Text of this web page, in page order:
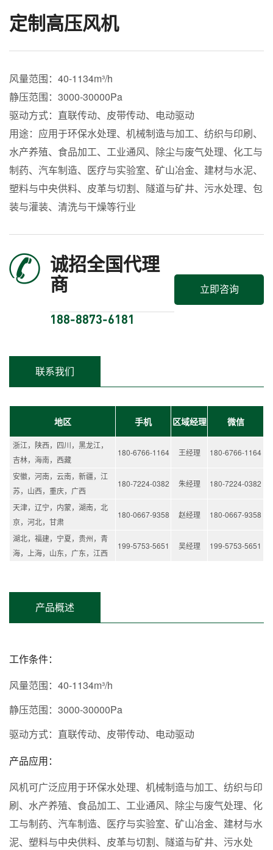
定制高压风机
风量范围：40-1134m³/h
静压范围：3000-30000Pa
驱动方式：直联传动、皮带传动、电动驱动
用途：应用于环保水处理、机械制造与加工、纺织与印刷、
水产养殖、食品加工、工业通风、除尘与废气处理、化工与
制药、汽车制造、医疗与实验室、矿山冶金、建材与水泥、
塑料与中央供料、皮革与切割、隧道与矿井、污水处理、包
装与灌装、清洗与干燥等行业
诚招全国代理
商
188-8873-6181
立即咨询
联系我们
地区 手机 区域经理 微信
浙江，陕西，四川，黑龙江，
吉林，海南，西藏
180-6766-1164 王经理 180-6766-1164
安徽，河南，云南，新疆，江
苏，山西，重庆，广西
180-7224-0382 朱经理 180-7224-0382
天津，辽宁，内蒙，湖南，北
京，河北，甘肃
180-0667-9358 赵经理 180-0667-9358
湖北，福建，宁夏，贵州，青
海，上海，山东，广东，江西
199-5753-5651 吴经理 199-5753-5651
产品概述
工作条件：
风量范围：40-1134m³/h
静压范围：3000-30000Pa
驱动方式：直联传动、皮带传动、电动驱动
产品应用：
风机可广泛应用于环保水处理、机械制造与加工、纺织与印
刷、水产养殖、食品加工、工业通风、除尘与废气处理、化
工与制药、汽车制造、医疗与实验室、矿山冶金、建材与水
泥、塑料与中央供料、皮革与切割、隧道与矿井、污水处